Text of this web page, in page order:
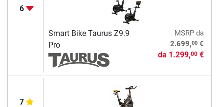
6
Smart Bike Taurus Z9.9
Pro
MSRPda
2.699,00€
da 1.299,00€
7